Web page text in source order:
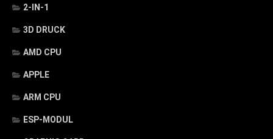
2-IN-1
3D DRUCK
AMD CPU
APPLE
ARM CPU
ESP-MODUL